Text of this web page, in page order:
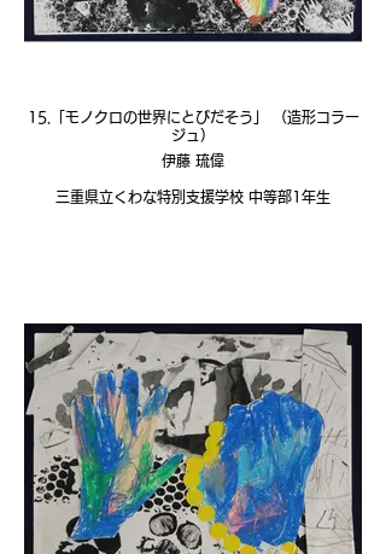
15.「モノクロの世界にとびだそう」 （造形コラー
ジュ）
伊藤 琉偉
三重県立くわな特別支援学校 中等部1年生